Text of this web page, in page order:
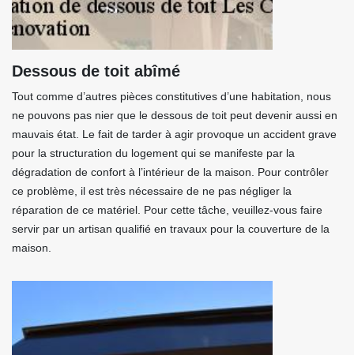
Dessous de toit abîmé
Tout comme d’autres pièces constitutives d’une habitation, nous
ne pouvons pas nier que le dessous de toit peut devenir aussi en
mauvais état. Le fait de tarder à agir provoque un accident grave
pour la structuration du logement qui se manifeste par la
dégradation de confort à l’intérieur de la maison. Pour contrôler
ce problème, il est très nécessaire de ne pas négliger la
réparation de ce matériel. Pour cette tâche, veuillez-vous faire
servir par un artisan qualifié en travaux pour la couverture de la
maison.